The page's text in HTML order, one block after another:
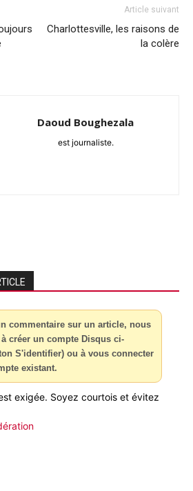
Article suivant
Charlottesville, les raisons de
la colère
Daoud Boughezala
est journaliste.
commentaire sur un article, nous
créer un compte Disqus ci-
S'identifier) ou à vous connecter
existant.
exigée. Soyez courtois et évitez